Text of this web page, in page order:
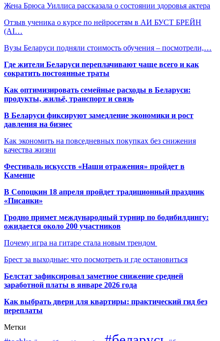
Жена Брюса Уиллиса рассказала о состоянии здоровья актера
Отзыв ученика о курсе по нейросетям в АИ БУСТ БРЕЙН
(AI…
Вузы Беларуси подняли стоимость обучения – посмотрели,…
Где жители Беларуси переплачивают чаще всего и как
сократить постоянные траты
Как оптимизировать семейные расходы в Беларуси:
продукты, жильё, транспорт и связь
В Беларуси фиксируют замедление экономики и рост
давления на бизнес
Как экономить на повседневных покупках без снижения
качества жизни
Фестиваль искусств «Наши отражения» пройдет в
Каменце
В Сопоцкин 18 апреля пройдет традиционный праздник
«Писанки»
Гродно примет международный турнир по бодибилдингу:
ожидается около 200 участников
Почему игра на гитаре стала новым трендом
Брест за выходные: что посмотреть и где остановиться
Белстат зафиксировал заметное снижение средней
заработной платы в январе 2026 года
Как выбрать двери для квартиры: практический гид без
переплаты
Метки